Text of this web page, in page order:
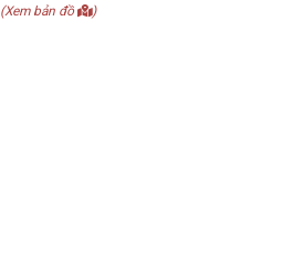
(Xem bản đồ )